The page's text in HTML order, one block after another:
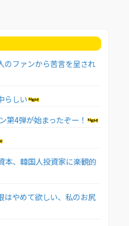
のファンから苦言を呈され
らしい
第4弾が始まったぞー！
本、韓国人投資家に楽観的
はやめて欲しい、私のお尻